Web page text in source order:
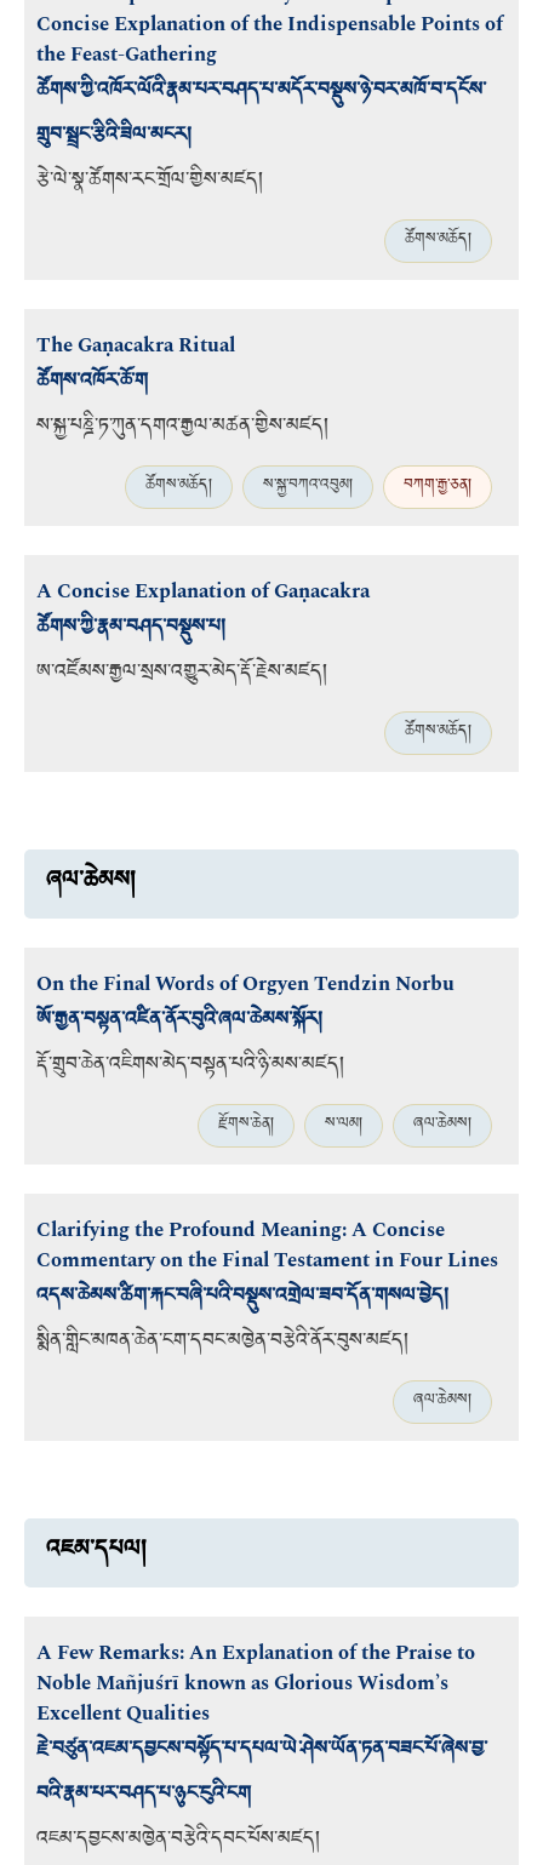
Concise Explanation of the Indispensable Points of
the Feast-Gathering
ཚོགས་ཀྱི་འཁོར་ལོའི་རྣམ་པར་བཤད་པ་མདོར་བསྡུས་ཉེ་བར་མཁོ་བ་དངོས་
གྲུབ་སྦྲང་རྩིའི་ཟིལ་མངར།
རྩེ་ལེ་སྣ་ཚོགས་རང་གྲོལ་གྱིས་མཛད།
ཚོགས་མཆོད།
The Gaṇacakra Ritual
ཚོགས་འཁོར་ཆོ་ག
ས་སྐྱ་པཎྜི་ཏ་ཀུན་དགའ་རྒྱལ་མཚན་གྱིས་མཛད།
ཚོགས་མཆོད། ས་སྐྱ་བཀའ་འབུམ། བཀག་རྒྱ་ཅན།
A Concise Explanation of Gaṇacakra
ཚོགས་ཀྱི་རྣམ་བཤད་བསྡུས་པ།
ཨ་འཛོམས་རྒྱལ་སྲས་འགྱུར་མེད་རྡོ་རྗེས་མཛད།
ཚོགས་མཆོད།
ཞལ་ཆེམས།
On the Final Words of Orgyen Tendzin Norbu
ཨོ་རྒྱན་བསྟན་འཛིན་ནོར་བུའི་ཞལ་ཆེམས་སྐོར།
རྡོ་གྲུབ་ཆེན་འཇིགས་མེད་བསྟན་པའི་ཉི་མས་མཛད།
རྫོགས་ཆེན། ས་ལམ། ཞལ་ཆེམས།
Clarifying the Profound Meaning: A Concise
Commentary on the Final Testament in Four Lines
འདས་ཆེམས་ཚིག་རྐང་བཞི་པའི་བསྡུས་འགྲེལ་ཟབ་དོན་གསལ་བྱེད།
སྨིན་གླིང་མཁན་ཆེན་ངག་དབང་མཁྱེན་བརྩེའི་ནོར་བུས་མཛད།
ཞལ་ཆེམས།
འཇམ་དཔལ།
A Few Remarks: An Explanation of the Praise to
Noble Mañjuśrī known as Glorious Wisdom’s
Excellent Qualities
རྗེ་བཙུན་འཇམ་དབྱངས་བསྟོད་པ་དཔལ་ཡེ་ཤེས་ཡོན་ཏན་བཟང་པོ་ཞེས་བྱ་
བའི་རྣམ་པར་བཤད་པ་ཉུང་ངུའི་ངག
འཇམ་དབྱངས་མཁྱེན་བརྩེའི་དབང་པོས་མཛད།